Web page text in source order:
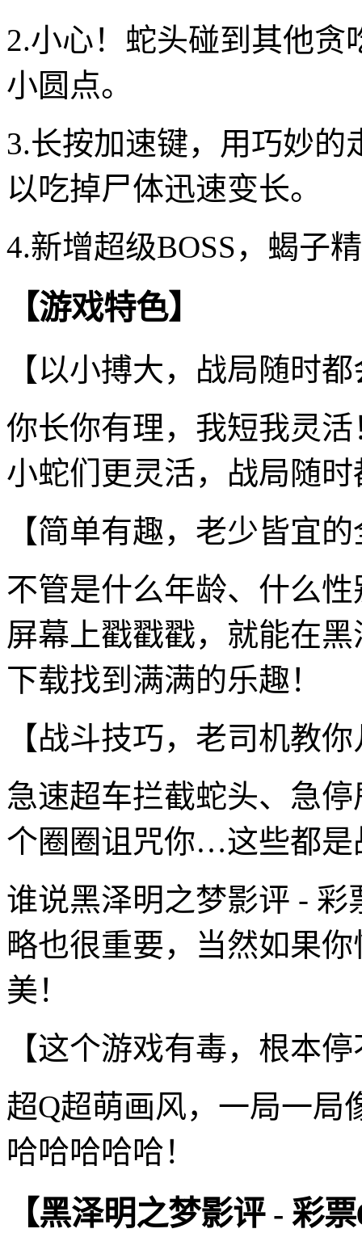
2.小心！蛇头碰到其他
小圆点。
3.长按加速键，用巧妙
以吃掉尸体迅速变长。
4.新增超级BOSS，蝎子
【游戏特色】
【以小搏大，战局随时
你长你有理，我短我灵
小蛇们更灵活，战局随
【简单有趣，老少皆宜
不管是什么年龄、什么
屏幕上戳戳戳，就能在
下载找到满满的乐趣！
【战斗技巧，老司机教
急速超车拦截蛇头、急
个圈圈诅咒你…这些都是
谁说黑泽明之梦影评 -
略也很重要，当然如果
美！
【这个游戏有毒，根本
超Q超萌画风，一局一局
哈哈哈哈哈！
【黑泽明之梦影评 - 彩